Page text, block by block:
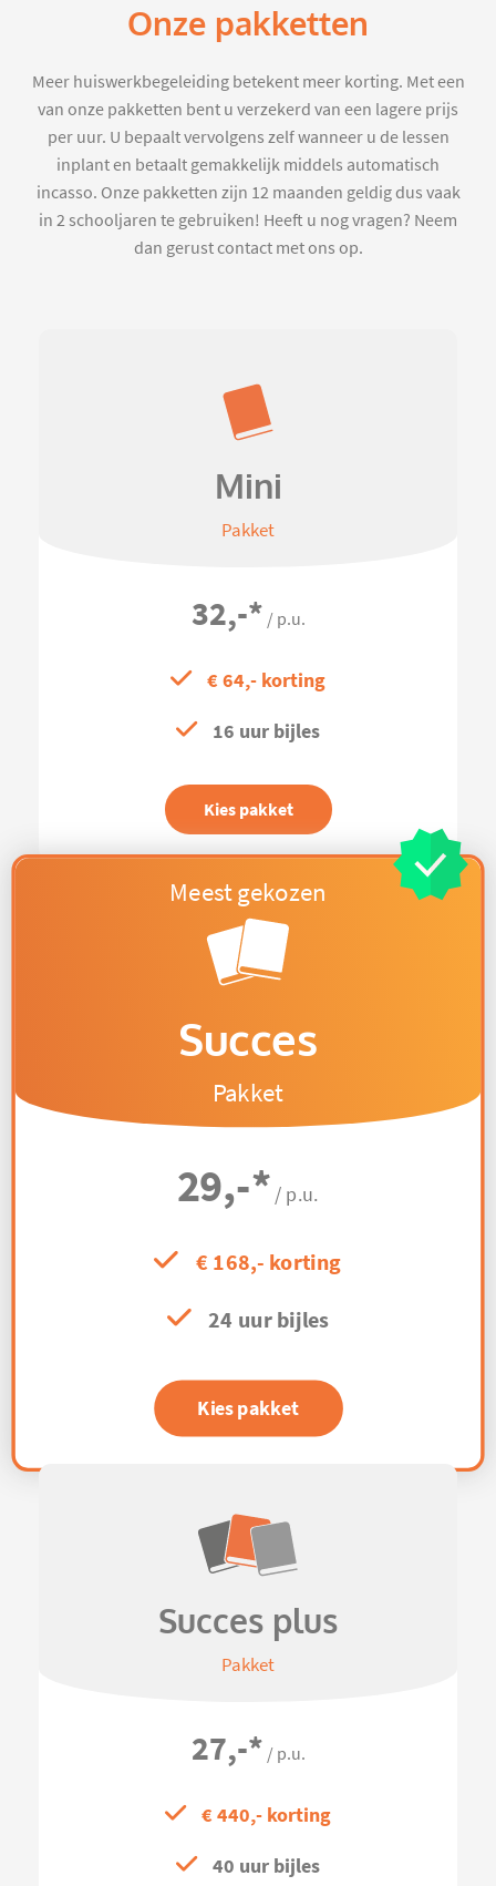
Onze pakketten
Meer huiswerkbegeleiding betekent meer korting. Met een
van onze pakketten bent u verzekerd van een lagere prijs
per uur. U bepaalt vervolgens zelf wanneer u de lessen
inplant en betaalt gemakkelijk middels automatisch
incasso. Onze pakketten zijn 12 maanden geldig dus vaak
in 2 schooljaren te gebruiken! Heeft u nog vragen? Neem
dan gerust contact met ons op.
Mini
Pakket
32,-* / p.u.
€ 64,- korting
16 uur bijles
Kies pakket
Succes
Pakket
29,-* / p.u.
€ 168,- korting
24 uur bijles
Kies pakket
Succes plus
Pakket
27,-* / p.u.
€ 440,- korting
40 uur bijles